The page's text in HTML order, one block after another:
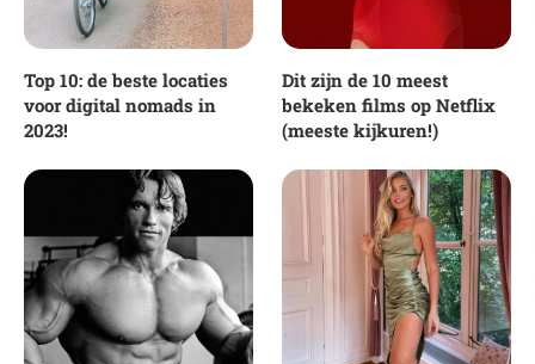
Top 10: de beste locaties
voor digital nomads in
2023!
Dit zijn de 10 meest
bekeken films op Netflix
(meeste kijkuren!)